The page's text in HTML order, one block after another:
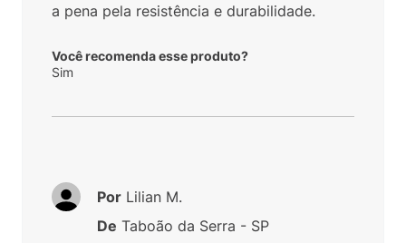
a pena pela resistência e durabilidade.
Você recomenda esse produto?
Sim
Por Lilian M.
De Taboão da Serra - SP